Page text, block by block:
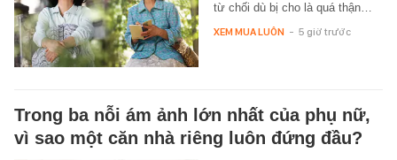
từ chối dù bị cho là quá thận…
XEM MUA LUÔN - 5 giờ trước
Trong ba nỗi ám ảnh lớn nhất của phụ nữ,
vì sao một căn nhà riêng luôn đứng đầu?